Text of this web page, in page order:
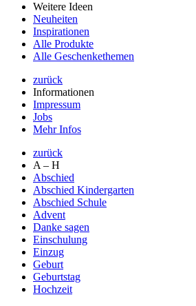
Weitere Ideen
Neuheiten
Inspirationen
Alle Produkte
Alle Geschenkethemen
zurück
Informationen
Impressum
Jobs
Mehr Infos
zurück
A – H
Abschied
Abschied Kindergarten
Abschied Schule
Advent
Danke sagen
Einschulung
Einzug
Geburt
Geburtstag
Hochzeit